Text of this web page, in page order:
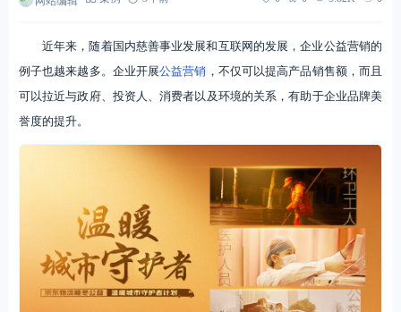
近年来，随着国内慈善事业发展和互联网的发展，企业公益营销的
例子也越来越多。企业开展公益营销 ，不仅可以提高产品销售额，而且
可以拉近与政府、投资人、消费者以及环境的关系，有助于企业品牌美
誉度的提升。